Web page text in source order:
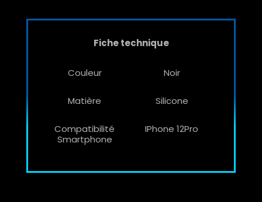
Fiche technique
Couleur Noir
Matière Silicone
Compatibilité
Smartphone
IPhone 12Pro